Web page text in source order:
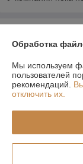
Контакты
Доставка и
Полная версия
Обработка
Мы используем
пользователей
рекомендаций.
отключить их.